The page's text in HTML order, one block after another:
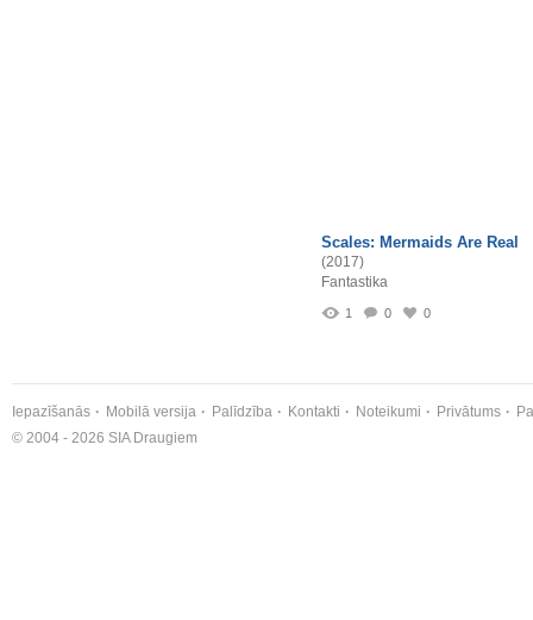
Scales: Mermaids Are Real
(2017)
Fantastika
1 0 0
Iepazīšanās Mobilā versija Palīdzība Kontakti Noteikumi Privātums
© 2004 - 2026 SIA Draugiem